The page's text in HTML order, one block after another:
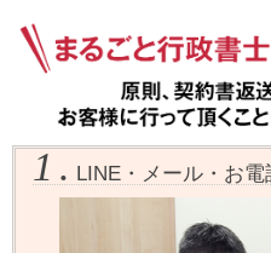
1. LINE・メール・お